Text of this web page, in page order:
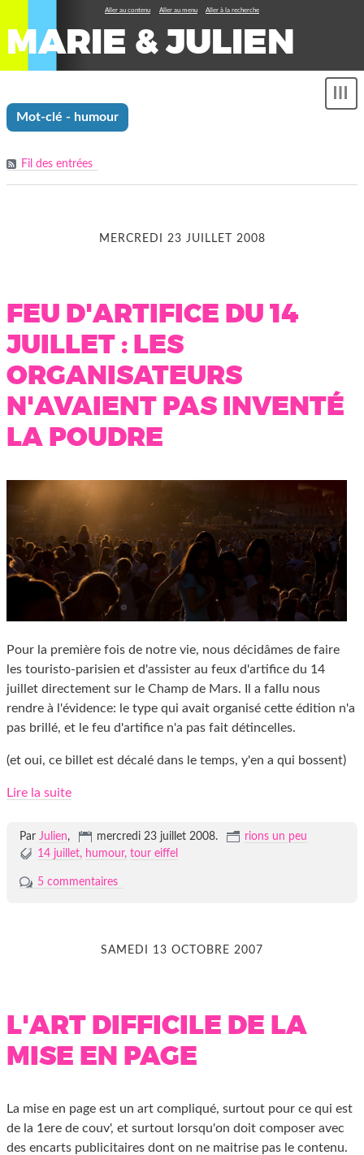
Aller au contenu Aller au menu Aller à la recherche
MARIE & JULIEN
Mot-clé - humour
Fil des entrées
MERCREDI 23 JUILLET 2008
FEU D'ARTIFICE DU 14
JUILLET : LES
ORGANISATEURS
N'AVAIENT PAS INVENTÉ
LA POUDRE
Pour la première fois de notre vie, nous décidâmes de faire
les touristo-parisien et d'assister au feux d'artifice du 14
juillet directement sur le Champ de Mars. Il a fallu nous
rendre à l'évidence: le type qui avait organisé cette édition n'a
pas brillé, et le feu d'artifice n'a pas fait détincelles.
(et oui, ce billet est décalé dans le temps, y'en a qui bossent)
Lire la suite
Par Julien, mercredi 23 juillet 2008.
rions un peu
14 juillet
humour tour eiffel
5 commentaires
SAMEDI 13 OCTOBRE 2007
L'ART DIFFICILE DE LA
MISE EN PAGE
La mise en page est un art compliqué, surtout pour ce qui est
de la 1ere de couv', et surtout lorsqu'on doit composer avec
des encarts publicitaires dont on ne maitrise pas le contenu.